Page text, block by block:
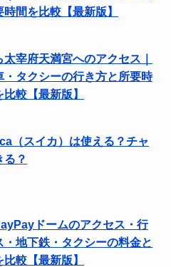
間を比較【最新版】
宰府天満宮へのアクセス｜
・タクシーの行き方と所要時
較【最新版】
（スイカ）は使える？チャ
る？
ドームのアクセス・行
・地下鉄・タクシーの料金と
較【最新版】